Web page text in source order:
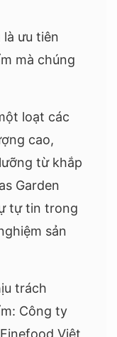
là ưu tiên
mà chúng
loạt các
cao,
từ khắp
Garden
tự tin trong
sản
trách
Công ty
Việt